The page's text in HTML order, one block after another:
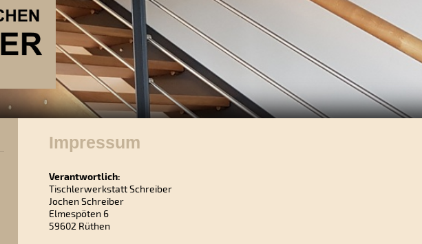
Impressum
Verantwortlich:
Tischlerwerkstatt Schreiber
Jochen Schreiber
Elmespöten 6
59602 Rüthen